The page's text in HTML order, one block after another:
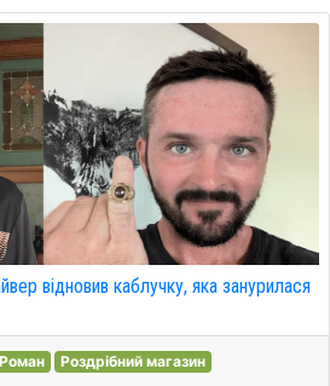
відновив каблучку, яка занурилася
Роман Роздрібний магазин